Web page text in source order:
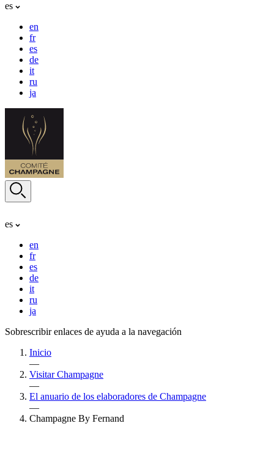
es
en
fr
es
de
it
ru
ja
es
en
fr
es
de
it
ru
ja
Sobrescribir enlaces de ayuda a la navegación
Inicio
—
Visitar Champagne
—
El anuario de los elaboradores de Champagne
—
Champagne By Fernand